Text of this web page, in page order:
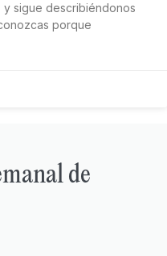
y sigue describiéndonos
porque
de